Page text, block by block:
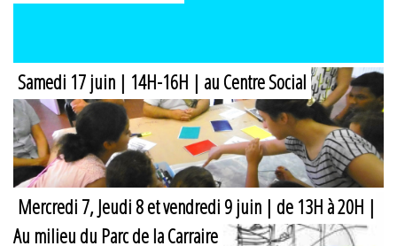
Samedi 17 juin | 14H-16H | au Centre Social
Mercredi 7, Jeudi 8 et vendredi 9 juin | de 13H à 20H |
Au milieu du Parc de la Carraire